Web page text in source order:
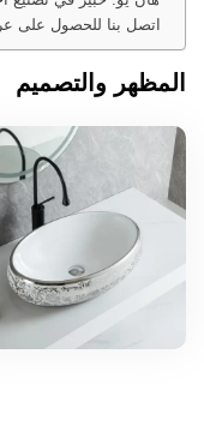
اتصل بنا للحصول على
المظهر والتصميم